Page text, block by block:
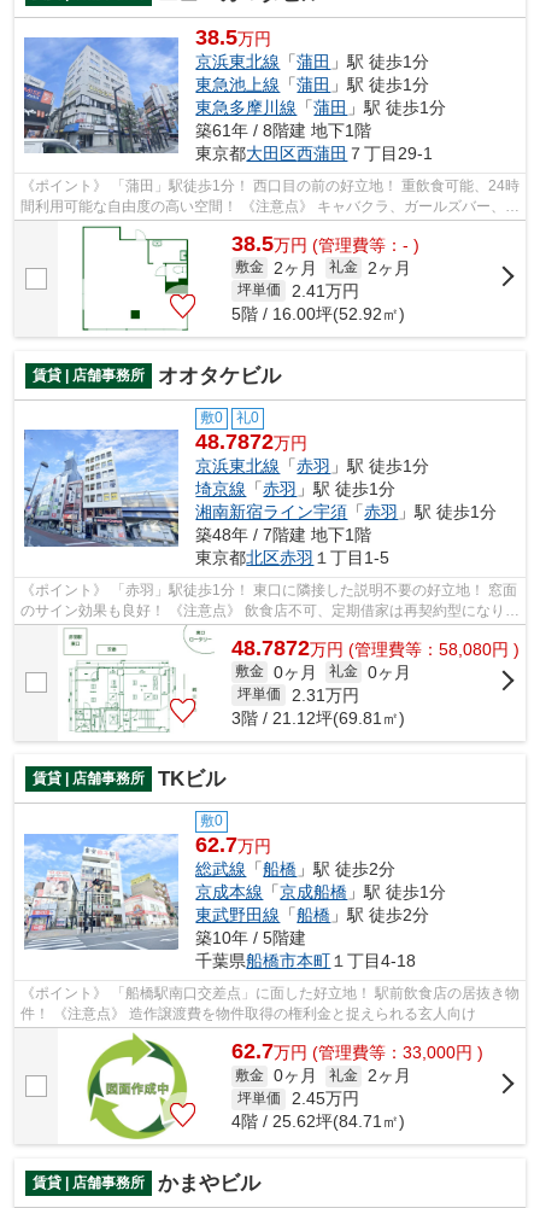
38.5万円
京浜東北線 「蒲田 」駅 徒歩1分
東急池上線 「蒲田 」駅 徒歩1分
東急多摩川線 「蒲田 」駅 徒歩1分
築61年 / 8階建 地下1階
東京都大田区西蒲田 ７丁目29-1
《ポイント》 「蒲田」駅徒歩1分！ 西口目の前の好立地！ 重飲食可能、24時
間利用可能な自由度の高い空間！ 《注意点》 キャバクラ、ガールズバー、性
風俗関連の業種は不可
38.5万円 (管理費等：- )
敷金 2ヶ月 礼金 2ヶ月
坪単価 2.41万円
5階 / 16.00坪(52.92㎡)
賃貸 | 店舗事務所 オオタケビル
敷0 礼0
48.7872万円
京浜東北線 「赤羽 」駅 徒歩1分
埼京線 「赤羽 」駅 徒歩1分
湘南新宿ライン宇須 「赤羽 」駅 徒歩1分
築48年 / 7階建 地下1階
東京都北区赤羽 １丁目1-5
《ポイント》 「赤羽」駅徒歩1分！ 東口に隣接した説明不要の好立地！ 窓面
のサイン効果も良好！ 《注意点》 飲食店不可、定期借家は再契約型になりま
す
48.7872万円 (管理費等：58,080円 )
敷金 0ヶ月 礼金 0ヶ月
坪単価 2.31万円
3階 / 21.12坪(69.81㎡)
賃貸 | 店舗事務所 TKビル
敷0
62.7万円
総武線 「船橋 」駅 徒歩2分
京成本線 「京成船橋 」駅 徒歩1分
東武野田線 「船橋 」駅 徒歩2分
築10年 / 5階建
千葉県船橋市本町１丁目4-18
《ポイント》 「船橋駅南口交差点」に面した好立地！ 駅前飲食店の居抜き物
件！ 《注意点》 造作譲渡費を物件取得の権利金と捉えられる玄人向け
62.7万円 (管理費等：33,000円 )
敷金 0ヶ月 礼金 2ヶ月
坪単価 2.45万円
4階 / 25.62坪(84.71㎡)
賃貸 | 店舗事務所 かまやビル